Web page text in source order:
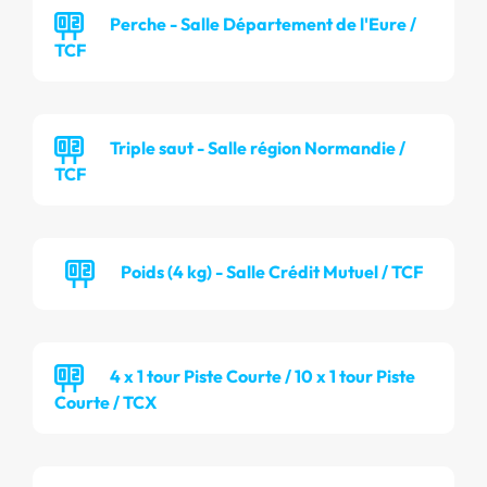
Perche - Salle Département de l'Eure /
TCF
Triple saut - Salle région Normandie /
TCF
Poids (4 kg) - Salle Crédit Mutuel / TCF
4 x 1 tour Piste Courte / 10 x 1 tour Piste
Courte / TCX